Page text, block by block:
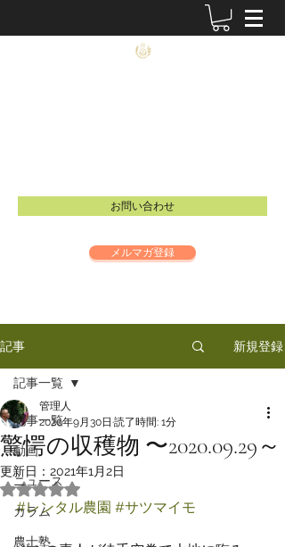
お問い合わせ
メルマガ登録
記事 新規登録
記事一覧
動画
ニュース
カラム
農士塾
記事一覧
驚愕の収穫物 〜2020.09.29～
管理人
2020年9月30日 読了時間: 1分
更新日： 2021年1月2日
5つ星のうちNaNと評価されています。
#レンタル農園 #サツマイモ